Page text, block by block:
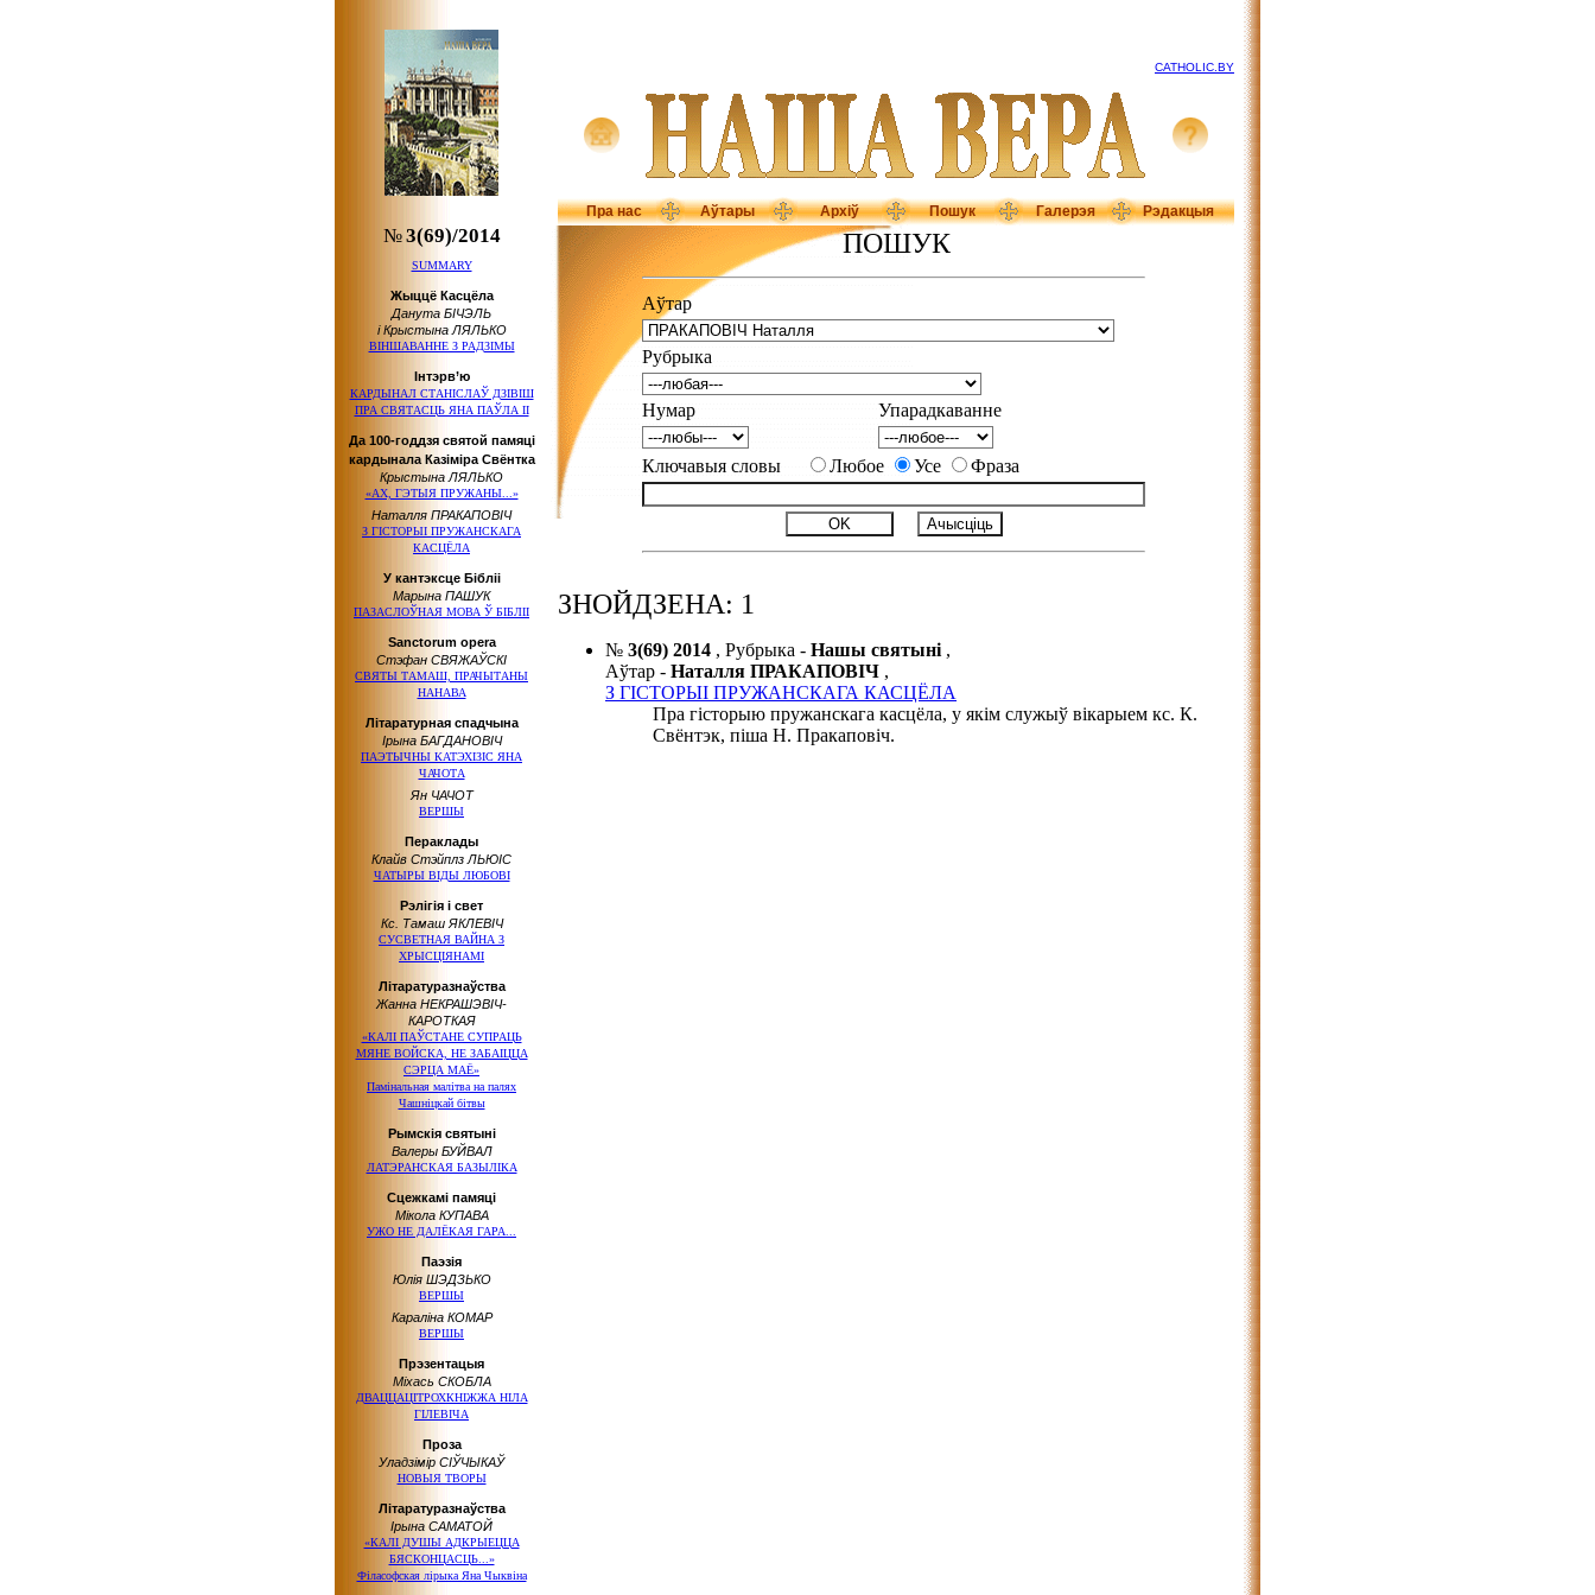
CATHOLIC.BY
Пра нас Аўтары Архіў Пошук Галерэя Рэдакцыя
№3(69)/2014
SUMMARY
Жыццё Касцёла
Данута БІЧЭЛЬ
і Крыстына ЛЯЛЬКО
ВІНШАВАННЕ З РАДЗІМЫ
Інтэрв’ю
КАРДЫНАЛ СТАНІСЛАЎ ДЗІВІШ
ПРА СВЯТАСЦЬ ЯНА ПАЎЛА ІІ
Да 100-годдзя святой памяці
кардынала Казіміра Свёнтка
Крыстына ЛЯЛЬКО
«АХ, ГЭТЫЯ ПРУЖАНЫ...»
Наталля ПРАКАПОВІЧ
З ГІСТОРЫІ ПРУЖАНСКАГА
КАСЦЁЛА
У кантэксце Бібліі
Марына ПАШУК
ПАЗАСЛОЎНАЯ МОВА Ў БІБЛІІ
Sanctorum opera
Стэфан СВЯЖАЎСКІ
СВЯТЫ ТАМАШ, ПРАЧЫТАНЫ
НАНАВА
Літаратурная спадчына
Ірына БАГДАНОВІЧ
ПАЭТЫЧНЫ КАТЭХІЗІС ЯНА
ЧАЧОТА
Ян ЧАЧОТ
ВЕРШЫ
Пераклады
Клайв Стэйплз ЛЬЮІС
ЧАТЫРЫ ВІДЫ ЛЮБОВІ
Рэлігія і свет
Кс. Тамаш ЯКЛЕВІЧ
СУСВЕТНАЯ ВАЙНА З
ХРЫСЦІЯНАМІ
Літаратуразнаўства
Жанна НЕКРАШЭВІЧ-
КАРОТКАЯ
«КАЛІ ПАЎСТАНЕ СУПРАЦЬ
МЯНЕ ВОЙСКА, НЕ ЗАБАІЦЦА
СЭРЦА МАЁ»
Памінальная малітва на палях
Чашніцкай бітвы
Рымскія святыні
Валеры БУЙВАЛ
ЛАТЭРАНСКАЯ БАЗЫЛІКА
Сцежкамі памяці
Мікола КУПАВА
УЖО НЕ ДАЛЁКАЯ ГАРА...
Паэзія
Юлія ШЭДЗЬКО
ВЕРШЫ
Караліна КОМАР
ВЕРШЫ
Прэзентацыя
Міхась СКОБЛА
ДВАЦЦАЦІТРОХКНІЖЖА НІЛА
ГІЛЕВІЧА
Проза
Уладзімір СІЎЧЫКАЎ
НОВЫЯ ТВОРЫ
Літаратуразнаўства
Ірына САМАТОЙ
«КАЛІ ДУШЫ АДКРЫЕЦЦА
БЯСКОНЦАСЦЬ...»
Філасофская лірыка Яна Чыквіна
ПОШУК
Аўтар
Рубрыка
Нумар Упарадкаванне
Ключавыя словы Любое Усе Фраза
ЗНОЙДЗЕНА: 1
№ 3(69) 2014 , Рубрыка - Нашы святыні ,
Аўтар - Наталля ПРАКАПОВІЧ ,
З ГІСТОРЫІ ПРУЖАНСКАГА КАСЦЁЛА
Пра гісторыю пружанскага касцёла, у якім служыў вікарыем кс. К.
Свёнтэк, піша Н. Пракаповіч.